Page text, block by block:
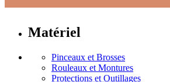
Matériel
Pinceaux et Brosses
Rouleaux et Montures
Protections et Outillages